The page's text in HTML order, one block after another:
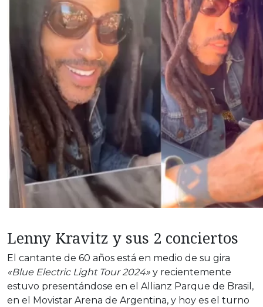
Lenny Kravitz y sus 2 conciertos
El cantante de 60 años está en medio de su gira
«Blue Electric Light Tour 2024» y recientemente
estuvo presentándose en el Allianz Parque de Brasil,
en el Movistar Arena de Argentina, y hoy es el turno